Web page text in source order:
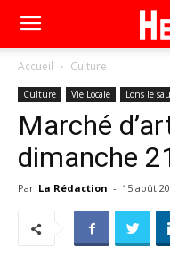
Accueil Culture
Culture Vie Locale Lons le
Marché
dimanche
Par La Rédaction - 15 août